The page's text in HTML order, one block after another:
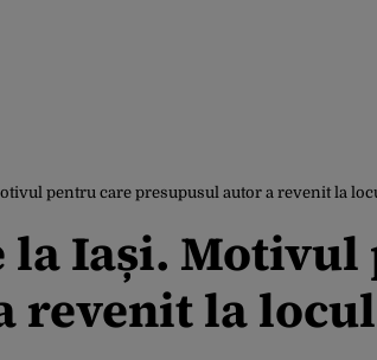
pentru care presupusul autor a revenit la
la Iași.
revenit la